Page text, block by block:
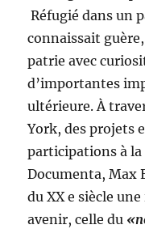
Réfugié dans un
connaissait
patrie avec
d’importantes
ultérieure. À
York, des projets
participations à la
Documenta, Max
du XX e siècle
avenir, celle du